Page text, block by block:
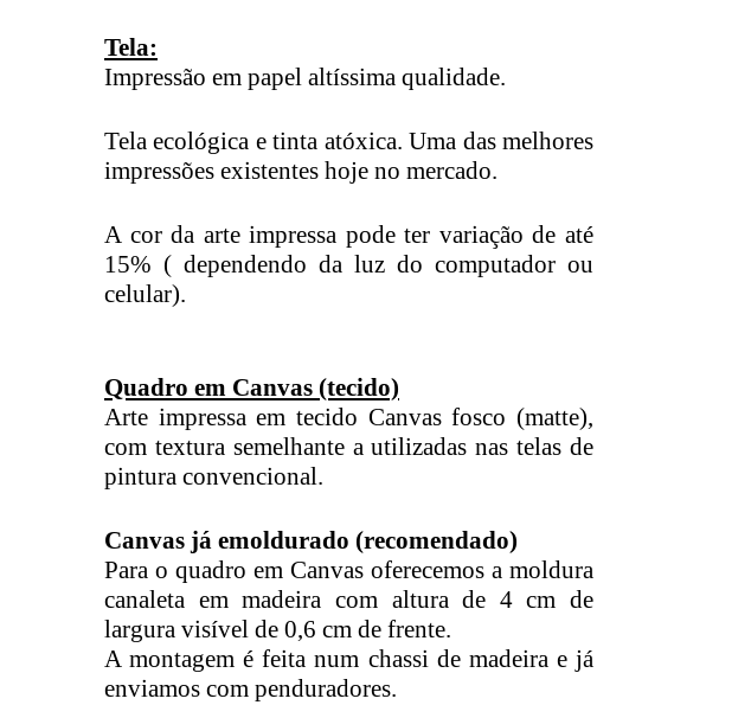
Tela:
Impressão em papel altíssima qualidade.
Tela ecológica e tinta atóxica. Uma das melhores
impressões existentes hoje no mercado.
A cor da arte impressa pode ter variação de até
15% ( dependendo da luz do computador ou
celular).
Quadro em Canvas (tecido)
Arte impressa em tecido Canvas fosco (matte),
com textura semelhante a utilizadas nas telas de
pintura convencional.
Canvas já emoldurado (recomendado)
Para o quadro em Canvas oferecemos a moldura
canaleta em madeira com altura de 4 cm de
largura visível de 0,6 cm de frente.
A montagem é feita num chassi de madeira e já
enviamos com penduradores.